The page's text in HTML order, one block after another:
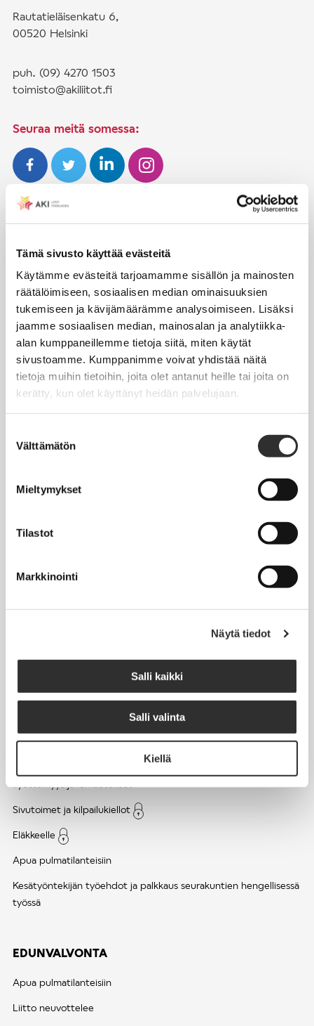
Tämä sivusto käyttää evästeitä
Käytämme evästeitä tarjoamamme sisällön ja mainosten
räätälöimiseen, sosiaalisen median ominaisuuksien
tukemiseen ja kävijämäärämme analysoimiseen. Lisäksi
jaamme sosiaalisen median, mainosalan ja analytiikka-
alan kumppaneillemme tietoja siitä, miten käytät
sivustoamme. Kumppanimme voivat yhdistää näitä
tietoja muihin tietoihin, joita olet antanut heille tai joita on
kerätty, kun olet käyttänyt heidän palvelujaan.
valinta
Välttämätön
Mieltymykset
Tilastot
Markkinointi
Näytä tiedot
Salli kaikki
Salli valinta
Kiellä
Rautatieläisenkatu 6,
00520 Helsinki
puh. (09) 4270 1503
toimisto@akiliitot.fi
Seuraa meitä somessa:
Henkilöjäsenyys
Liittojäsenyys
Jäsenmaksujen työnantajaperintä
Jäsentietojen päivittäminen
Matkalaskut
AJANKOHTAISTA
Työaika
Sivutoimet ja kilpailukiellot
Eläkkeelle
Apua pulmatilanteisiin
Kesätyöntekijän työehdot ja palkkaus seurakuntien hengellisessä
työssä
EDUNVALVONTA
Apua pulmatilanteisiin
Liitto neuvottelee